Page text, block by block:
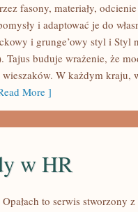
fasony, materiały,
i adaptować je do
i grunge’owy styl i Styl
Tajus buduje wrażenie, że
wieszaków. W każdym
More ]
w HR
to serwis stworzony